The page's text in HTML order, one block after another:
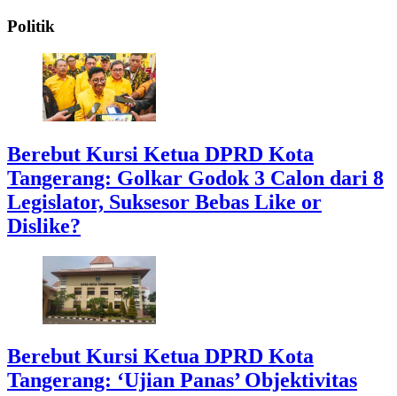
Politik
Berebut Kursi Ketua DPRD Kota
Tangerang: Golkar Godok 3 Calon dari 8
Legislator, Suksesor Bebas Like or
Dislike?
Berebut Kursi Ketua DPRD Kota
Tangerang: ‘Ujian Panas’ Objektivitas